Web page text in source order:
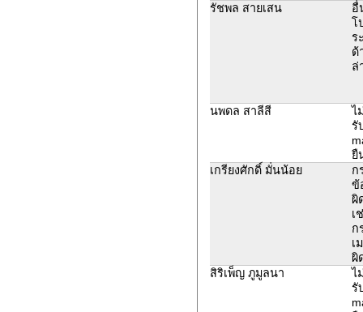
รัชพล สายเสน
อื่
โ
ร
ด้
ล่
นพดล สาลีสี
ไ
รั
ยื
เกรียงศักดิ์ มั่นน้อย
ก
ข้
ผิ
เ
ก
เ
ผิ
สิริเพ็ญ ภูมูลนา
ไ
รั